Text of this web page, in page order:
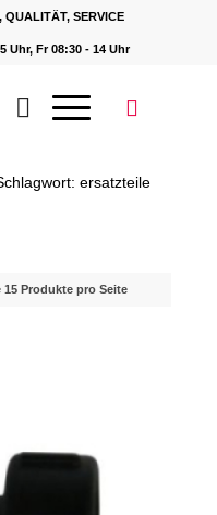
QUALITÄT, SERVICE
Uhr, Fr 08:30 - 14 Uhr
ersatzteile
15 Produkte pro Seite